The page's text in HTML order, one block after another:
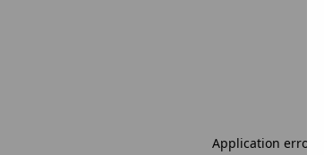
Application error: